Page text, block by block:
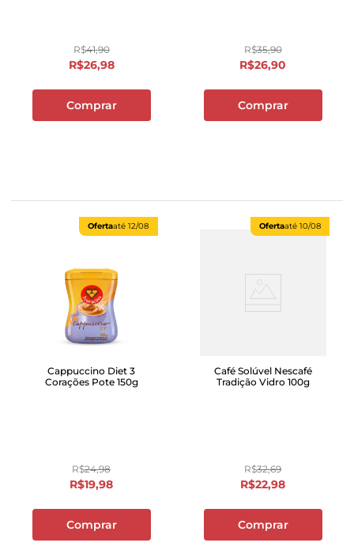
R$41,90
R$26,98
Comprar
R$35,90
R$26,90
Comprar
Ofertaaté 12/08
Cappuccino Diet 3
Corações Pote 150g
R$24,98
R$19,98
Comprar
Ofertaaté 10/08
Café Solúvel Nescafé
Tradição Vidro 100g
R$32,69
R$22,98
Comprar